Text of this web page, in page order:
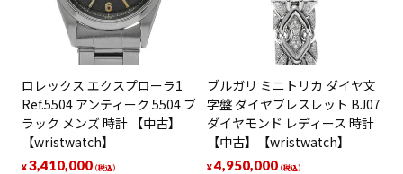
ロレックス エクスプローラ1
Ref.5504 アンティーク 5504 ブ
ラック メンズ 時計 【中古】
【wristwatch】
¥3,410,000（税込）
ブルガリ ミニトリカ ダイヤ文
字盤 ダイヤブレスレット BJ07
ダイヤモンド レディース 時計
【中古】【wristwatch】
¥4,950,000（税込）